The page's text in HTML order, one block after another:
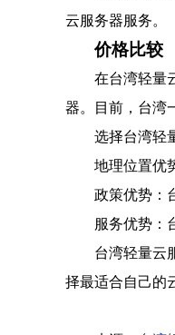
云服务器服务。
价格比较
在台湾轻量
器。目前，台湾
选择台湾轻
地理位置优
政策优势：
服务优势：
台湾轻量云
择最适合自己的